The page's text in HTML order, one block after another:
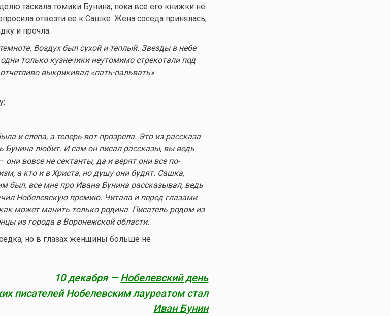
таскала томики Бунина, пока все его книжки не
отвезти ее к Сашке. Жена соседа принялась,
и прочла:
Воздух был сухой и теплый. Звезды в небе
только кузнечики неутомимо стрекотали под
выкрикивал «пать-пальвать»
и слепа, а теперь вот прозрела. Это из рассказа
Бунина любит. И сам он писал рассказы, вы ведь
они вовсе не сектанты, да и верят они все по-
а кто и в Христа, но душу они будят. Сашка,
был, все мне про Ивана Бунина рассказывал, ведь
Нобелевскую премию. Читала и перед глазами
может манить только родина. Писатель родом из
из города в Воронежской области.
но в глазах женщины больше не
10 декабря —Нобелевский день
писателей Нобелевским лауреатом стал
Иван Бунин